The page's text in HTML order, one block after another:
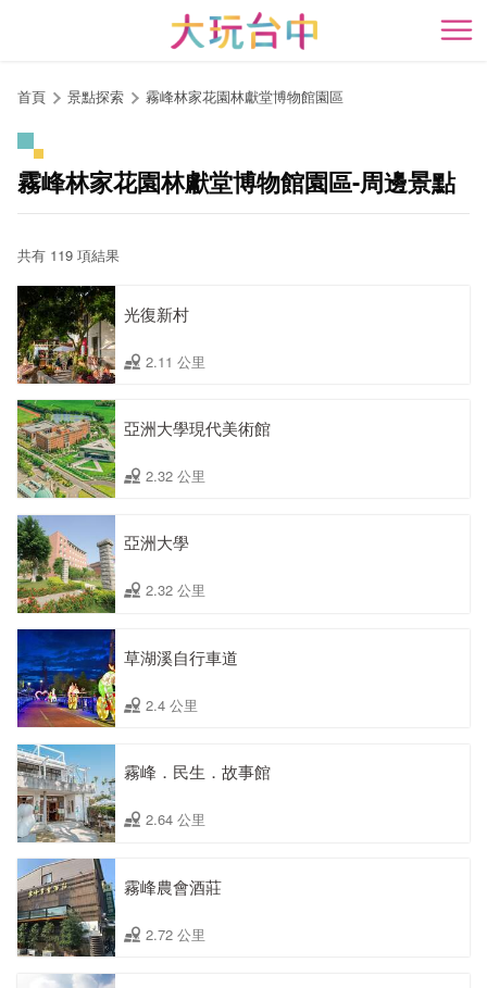
開
首頁 景點探索 霧峰林家花園林獻堂博物館園區
霧峰林家花園林獻堂博物館園區-周邊景點
共有 119 項結果
光復新村
2.11 公里
亞洲大學現代美術館
2.32 公里
亞洲大學
2.32 公里
草湖溪自行車道
2.4 公里
霧峰．民生．故事館
2.64 公里
霧峰農會酒莊
2.72 公里